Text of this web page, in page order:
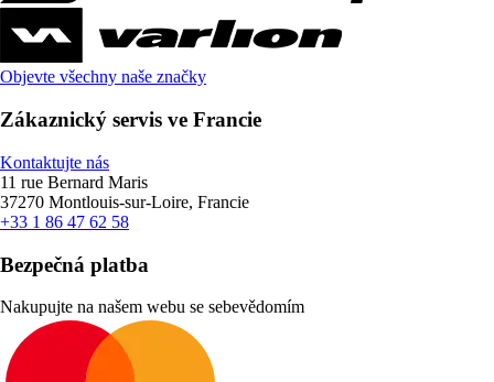
Objevte všechny naše značky
Zákaznický servis ve Francie
Kontaktujte nás
11 rue Bernard Maris
37270 Montlouis-sur-Loire, Francie
+33 1 86 47 62 58
Bezpečná platba
Nakupujte na našem webu se sebevědomím